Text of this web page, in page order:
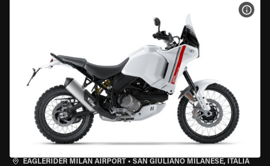
EAGLERIDER MILAN AIRPORT • SAN GIULIANO MILANESE, ITALIA
VER